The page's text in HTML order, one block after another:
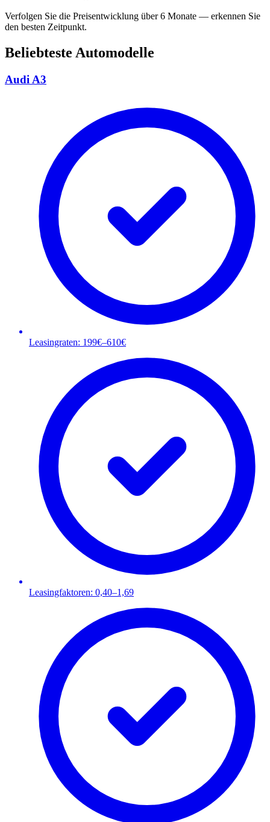
Verfolgen Sie die Preisentwicklung über 6 Monate — erkennen Sie
den besten Zeitpunkt.
Beliebteste Automodelle
Audi A3
Leasingraten: 199€–610€
Leasingfaktoren: 0,40–1,69